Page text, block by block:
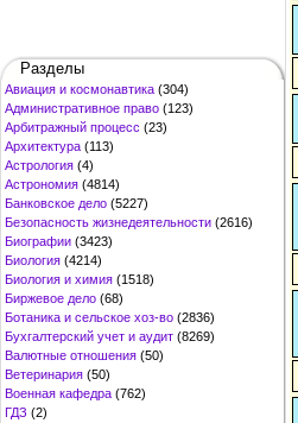
Разделы
Авиация и космонавтика (304)
Административное право (123)
Арбитражный процесс (23)
Архитектура (113)
Астрология (4)
Астрономия (4814)
Банковское дело (5227)
Безопасность жизнедеятельности (2616)
Биографии (3423)
Биология (4214)
Биология и химия (1518)
Биржевое дело (68)
Ботаника и сельское хоз-во (2836)
Бухгалтерский учет и аудит (8269)
Валютные отношения (50)
Ветеринария (50)
Военная кафедра (762)
ГДЗ (2)